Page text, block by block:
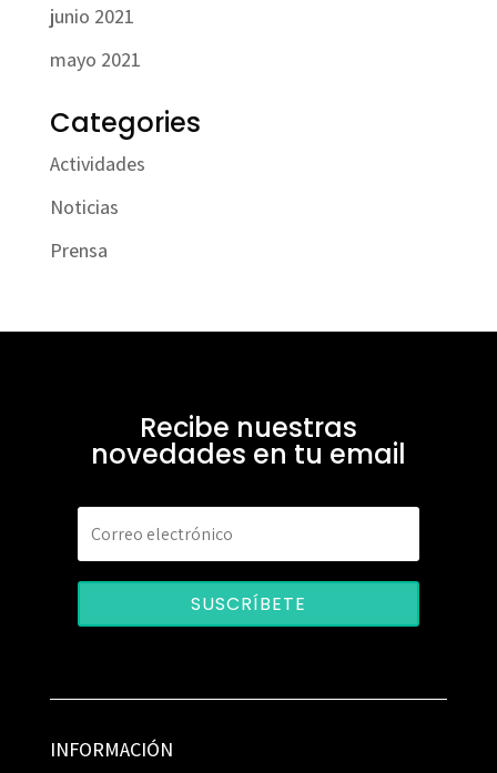
junio 2021
mayo 2021
Categories
Actividades
Noticias
Prensa
Recibe nuestras
novedades en tu email
SUSCRÍBETE
INFORMACIÓN